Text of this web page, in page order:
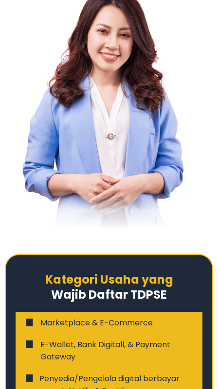
Kategori Usaha yang
Wajib Daftar TDPSE
Marketplace & E-Commerce
E-Wallet, Bank Digitall, & Payment
Gateway
Penyedia/Pengelola digital berbayar